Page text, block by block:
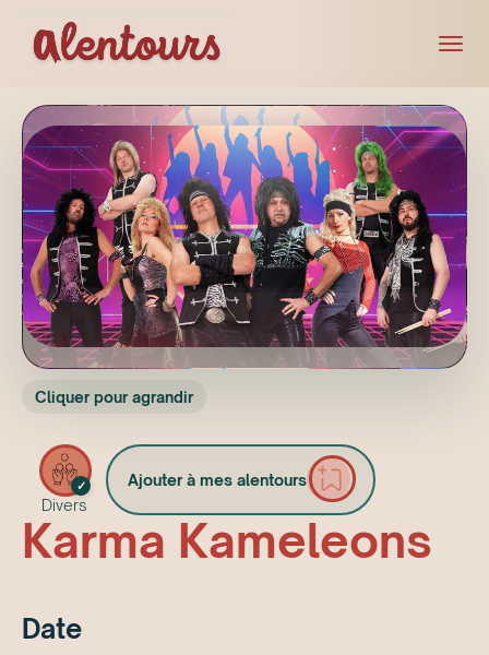
Cliquer pour agrandir
✓
Divers
Ajouter à mes alentours
Karma Kameleons
Date